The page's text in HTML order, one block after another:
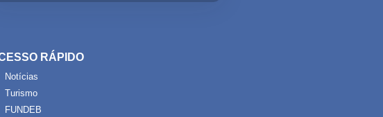
RÁPIDO
Notícias
Turismo
FUNDEB